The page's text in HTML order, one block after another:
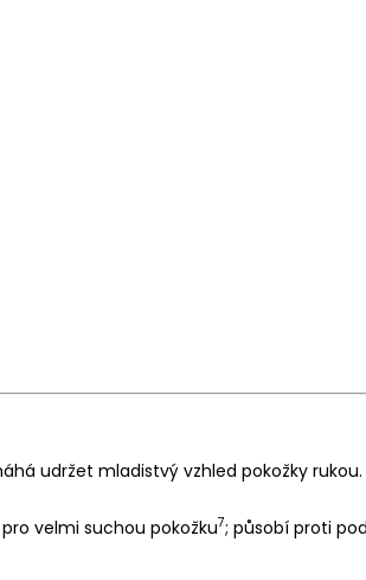
udržet mladistvý vzhled pokožky rukou.
velmi suchou pokožku7; působí proti